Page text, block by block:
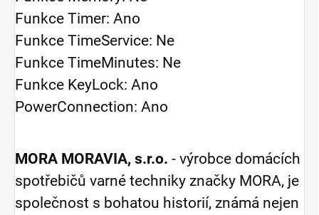
Funkce Timer: Ano
Funkce TimeService: Ne
Funkce TimeMinutes: Ne
Funkce KeyLock: Ano
PowerConnection: Ano
MORA MORAVIA, s.r.o. - výrobce domácích
spotřebičů varné techniky značky MORA, je
společnost s bohatou historií, známá nejen